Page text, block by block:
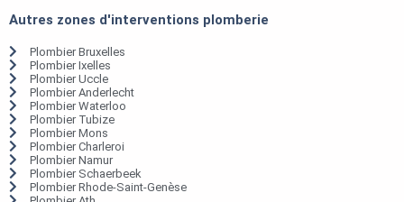
Autres zones d'interventions plomberie
Plombier Bruxelles
Plombier Ixelles
Plombier Uccle
Plombier Anderlecht
Plombier Waterloo
Plombier Tubize
Plombier Mons
Plombier Charleroi
Plombier Namur
Plombier Schaerbeek
Plombier Rhode-Saint-Genèse